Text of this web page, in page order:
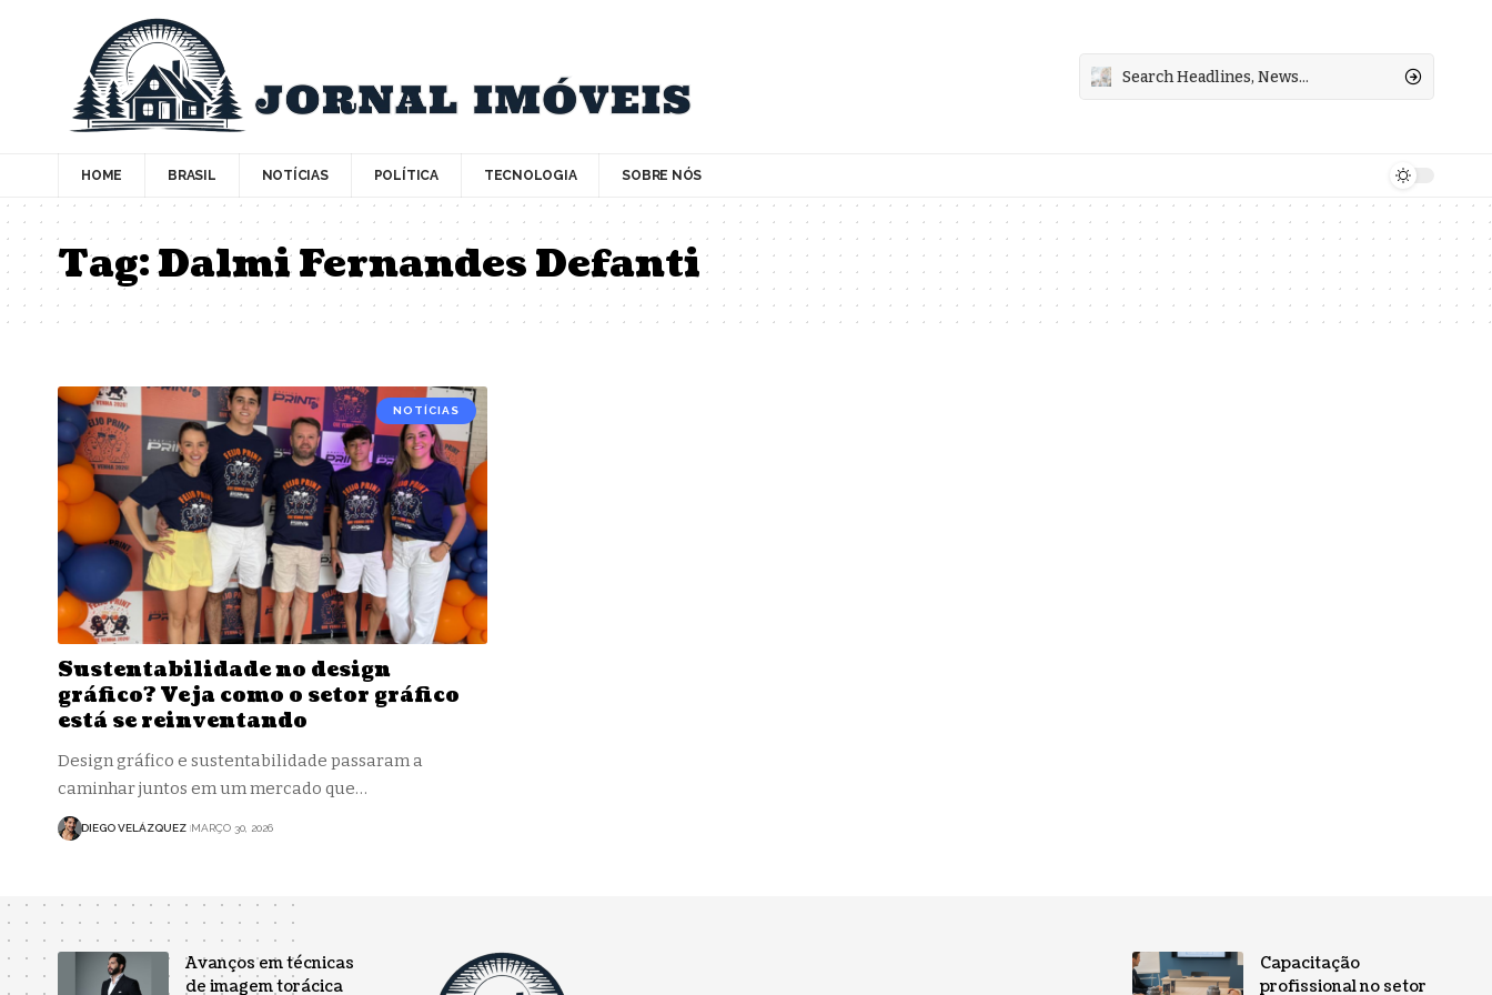
HOME BRASIL NOTÍCIAS POLÍTICA TECNOLOGIA SOBRE NÓS
Tag:Dalmi Fernandes Defanti
NOTÍCIAS
Sustentabilidade no design
gráfico? Veja como o setor gráfico
está se reinventando
Design gráfico e sustentabilidade passaram a
caminhar juntos em um mercado que…
DIEGO VELÁZQUEZ MARÇO 30, 2026
Avanços em técnicas
de imagem torácica
Capacitação
profissional no setor